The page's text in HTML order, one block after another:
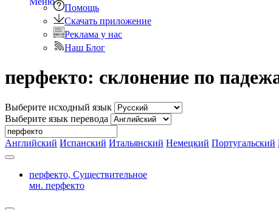
Помощь
Скачать приложение
Реклама у нас
Наш Блог
перфекто: склонение по
Выберите исходный язык
Выберите язык перевода
Английский Испанский Итальянский Немецкий Португальский
перфекто, Существительное
мн. перфекто